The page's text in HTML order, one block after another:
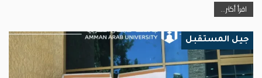
اقرأ أكثر...
جيل المستقبل